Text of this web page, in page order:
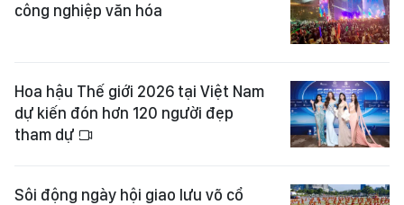
công nghiệp văn hóa
Hoa hậu Thế giới 2026 tại Việt Nam
dự kiến đón hơn 120 người đẹp
tham dự
Sôi động ngày hội giao lưu võ cổ